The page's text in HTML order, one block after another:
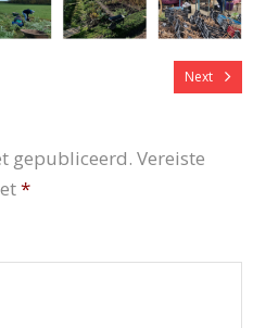
Next
gepubliceerd. Vereiste
*